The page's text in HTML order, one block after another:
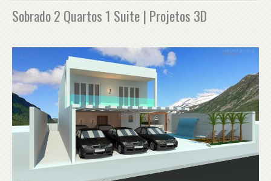
Sobrado 2 Quartos 1 Suite | Projetos 3D